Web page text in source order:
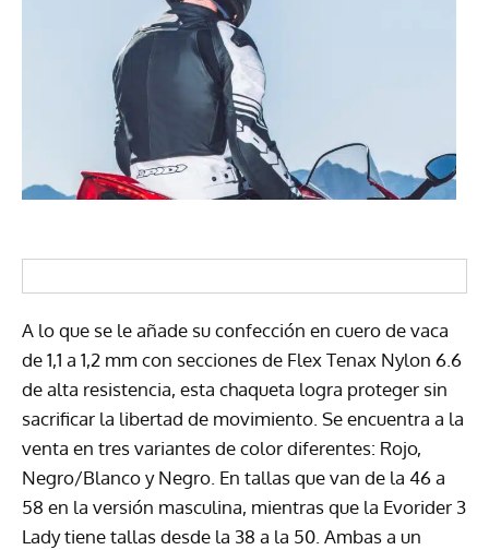
A lo que se le añade su confección en cuero de vaca
de 1,1 a 1,2 mm con secciones de Flex Tenax Nylon 6.6
de alta resistencia, esta chaqueta logra proteger sin
sacrificar la libertad de movimiento. Se encuentra a la
venta en tres variantes de color diferentes: Rojo,
Negro/Blanco y Negro. En tallas que van de la 46 a
58 en la versión masculina, mientras que la Evorider 3
Lady tiene tallas desde la 38 a la 50. Ambas a un